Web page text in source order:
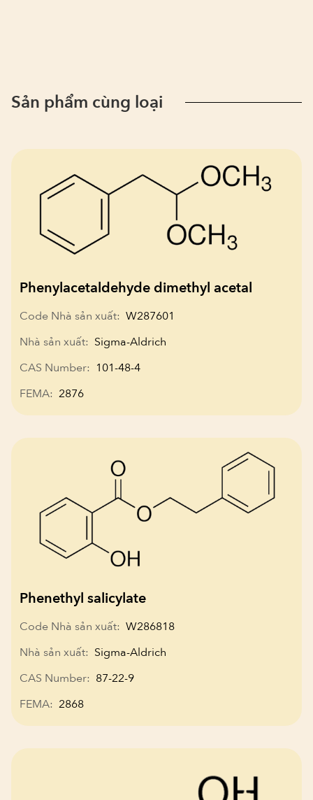
Sản phẩm cùng loại
Phenylacetaldehyde dimethyl acetal
Code Nhà sản xuất: W287601
Nhà sản xuất: Sigma-Aldrich
CAS Number: 101-48-4
FEMA: 2876
Phenethyl salicylate
Code Nhà sản xuất: W286818
Nhà sản xuất: Sigma-Aldrich
CAS Number: 87-22-9
FEMA: 2868